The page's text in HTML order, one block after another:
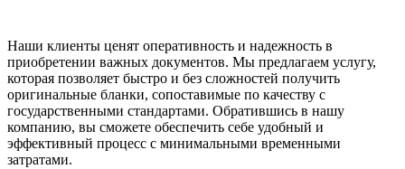
Наши клиенты ценят оперативность и надежность в
приобретении важных документов. Мы предлагаем услугу,
которая позволяет быстро и без сложностей получить
оригинальные бланки, сопоставимые по качеству с
государственными стандартами. Обратившись в нашу
компанию, вы сможете обеспечить себе удобный и
эффективный процесс с минимальными временными
затратами.